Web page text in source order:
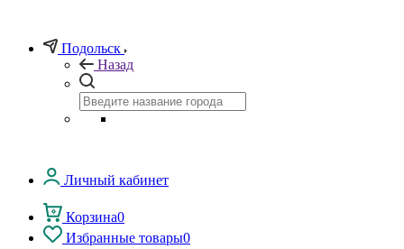
Подольск
Назад
Личный кабинет
Корзина0
Избранные товары0